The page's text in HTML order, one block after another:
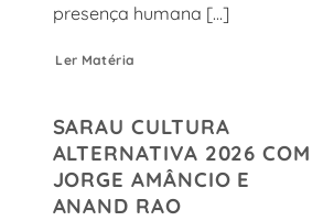
presença humana [...]
Ler Matéria
SARAU CULTURA
ALTERNATIVA 2026 COM
JORGE AMÂNCIO E
ANAND RAO